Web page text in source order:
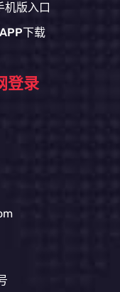
版入口
下载
登录